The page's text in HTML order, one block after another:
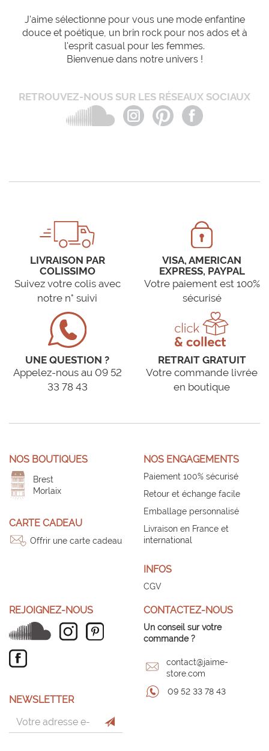
J'aime sélectionne pour vous une mode enfantine
douce et poétique, un brin rock pour nos ados et à
l'esprit casual pour les femmes.
Bienvenue dans notre univers !
RETROUVEZ-NOUS SUR LES RÉSEAUX SOCIAUX
LIVRAISON PAR
COLISSIMO
Suivez votre colis avec
notre n° suivi
VISA, AMERICAN
EXPRESS, PAYPAL
Votre paiement est 100%
sécurisé
UNE QUESTION ?
Appelez-nous au 09 52
33 78 43
RETRAIT GRATUIT
Votre commande livrée
en boutique
NOS BOUTIQUES
Brest
Morlaix
CARTE CADEAU
Offrir une carte cadeau
NOS ENGAGEMENTS
Paiement 100% sécurisé
Retour et échange facile
Emballage personnalisé
Livraison en France et
international
INFOS
CGV
REJOIGNEZ-NOUS
NEWSLETTER
CONTACTEZ-NOUS
Un conseil sur votre
commande ?
contact@jaime-
store.com
09 52 33 78 43